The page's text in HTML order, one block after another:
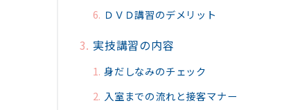
ＤＶＤ講習のデメリット
実技講習の内容
身だしなみのチェック
入室までの流れと接客マナー